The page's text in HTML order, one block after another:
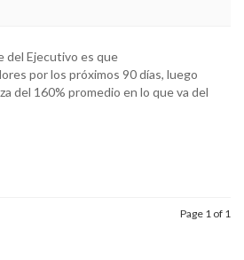
del Ejecutivo es que
por los próximos 90 días, luego
del 160% promedio en lo que va del
Page 1 of 1